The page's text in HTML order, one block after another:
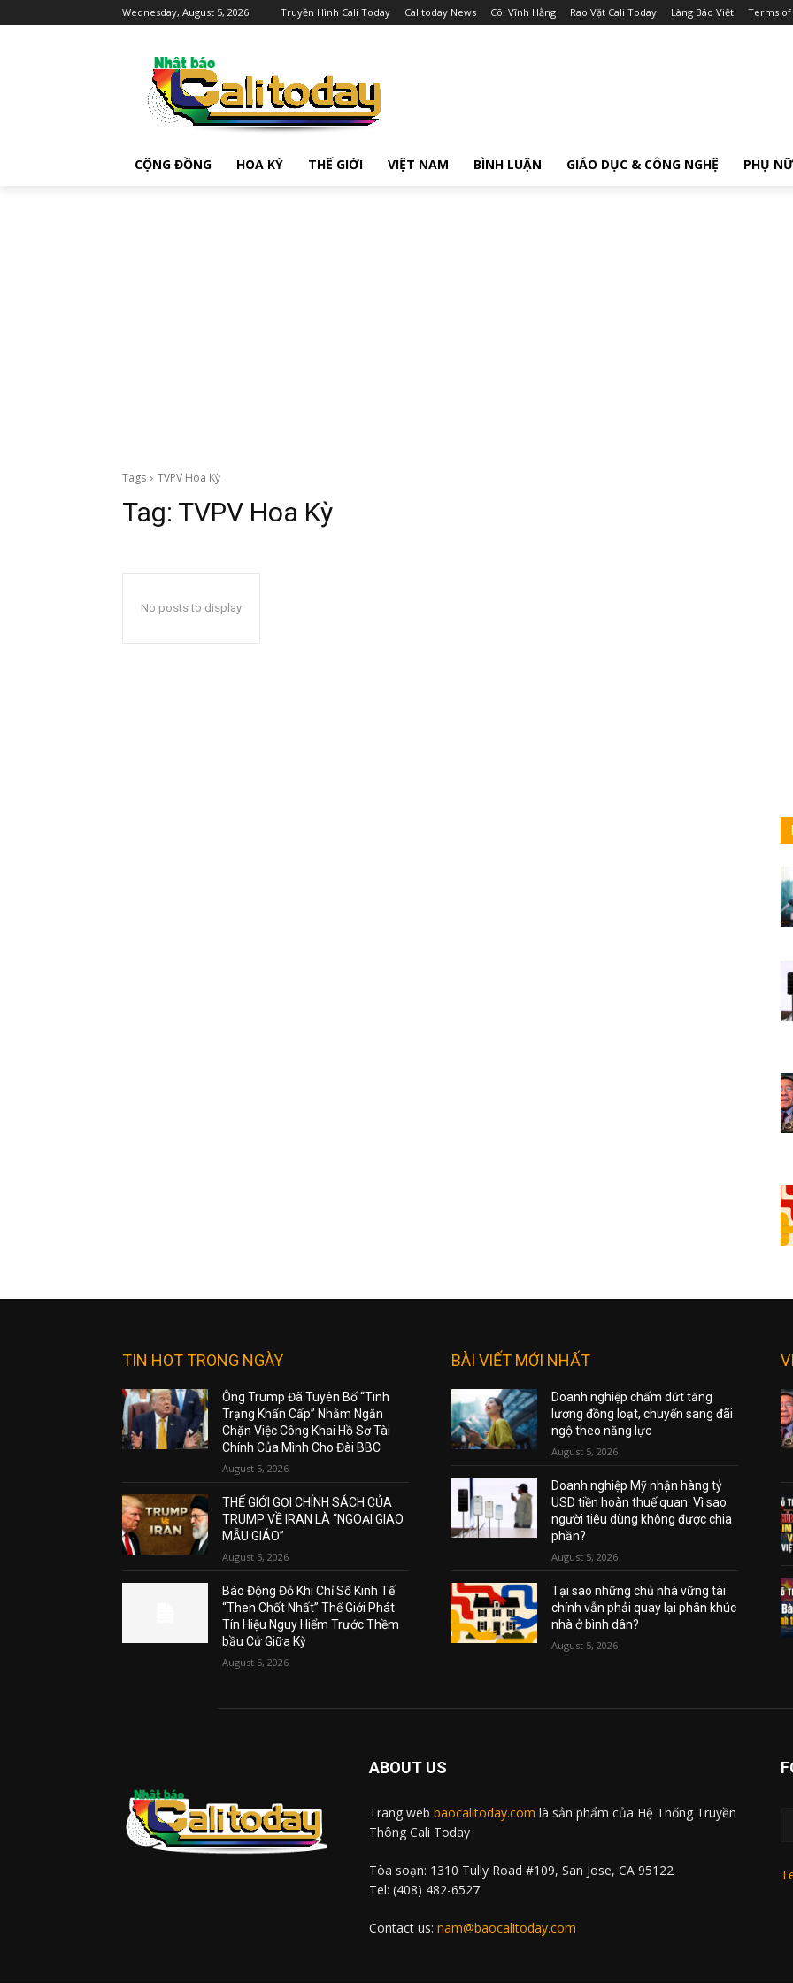
Wednesday, August 5, 2026 Truyền Hình Cali Today Calitoday News Cõi Vĩnh Hằng Rao Vặt Cali Today Làng Báo Việt Terms of
CỘNG ĐỒNG HOA KỲ THẾ GIỚI VIỆT NAM BÌNH LUẬN GIÁO DỤC & CÔNG NGHỆ PHỤ NỮ
Tags TVPV Hoa Kỳ
Tag: TVPV Hoa Kỳ
No posts to display
TIN HOT TRONG NGÀY
Ông Trump Đã Tuyên Bố “Tình
Trạng Khẩn Cấp” Nhằm Ngăn
Chặn Việc Công Khai Hồ Sơ Tài
Chính Của Mình Cho Đài BBC
August 5, 2026
THẾ GIỚI GỌI CHÍNH SÁCH CỦA
TRUMP VỀ IRAN LÀ “NGOẠI GIAO
MẪU GIÁO”
August 5, 2026
Báo Động Đỏ Khi Chỉ Số Kinh Tế
“Then Chốt Nhất” Thế Giới Phát
Tín Hiệu Nguy Hiểm Trước Thềm
bầu Cử Giữa Kỳ
August 5, 2026
BÀI VIẾT MỚI NHẤT
Doanh nghiệp chấm dứt tăng
lương đồng loạt, chuyển sang đãi
ngộ theo năng lực
August 5, 2026
Doanh nghiệp Mỹ nhận hàng tỷ
USD tiền hoàn thuế quan: Vì sao
người tiêu dùng không được chia
phần?
August 5, 2026
Tại sao những chủ nhà vững tài
chính vẫn phải quay lại phân khúc
nhà ở bình dân?
August 5, 2026
ABOUT US
Trang web baocalitoday.com là sản phẩm của Hệ Thống Truyền
Thông Cali Today
Tòa soạn: 1310 Tully Road #109, San Jose, CA 95122
Tel: (408) 482-6527
Contact us: nam@baocalitoday.com